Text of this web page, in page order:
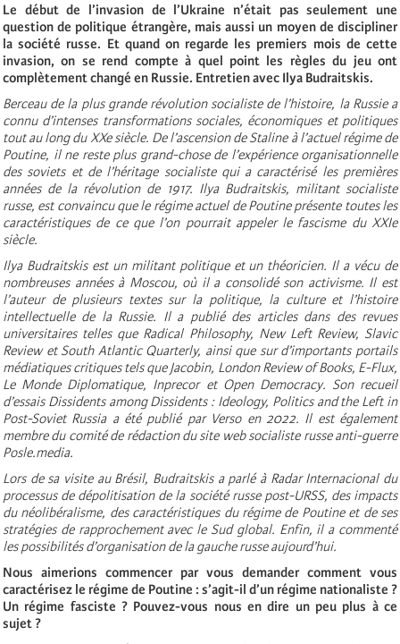
Le début de l’invasion de l’Ukraine n’était pas seulement une
question de politique étrangère, mais aussi un moyen de discipliner
la société russe. Et quand on regarde les premiers mois de cette
invasion, on se rend compte à quel point les règles du jeu ont
complètement changé en Russie. Entretien avec Ilya Budraitskis.
Berceau de la plus grande révolution socialiste de l’histoire, la Russie a
connu d’intenses transformations sociales, économiques et politiques
tout au long du XXe siècle. De l’ascension de Staline à l’actuel régime de
Poutine, il ne reste plus grand-chose de l’expérience organisationnelle
des soviets et de l’héritage socialiste qui a caractérisé les premières
années de la révolution de 1917. Ilya Budraitskis, militant socialiste
russe, est convaincu que le régime actuel de Poutine présente toutes les
caractéristiques de ce que l’on pourrait appeler le fascisme du XXIe
siècle.
Ilya Budraitskis est un militant politique et un théoricien. Il a vécu de
nombreuses années à Moscou, où il a consolidé son activisme. Il est
l’auteur de plusieurs textes sur la politique, la culture et l’histoire
intellectuelle de la Russie. Il a publié des articles dans des revues
universitaires telles que Radical Philosophy, New Left Review, Slavic
Review et South Atlantic Quarterly, ainsi que sur d’importants portails
médiatiques critiques tels que Jacobin, London Review of Books, E-Flux,
Le Monde Diplomatique, Inprecor et Open Democracy. Son recueil
d’essais Dissidents among Dissidents : Ideology, Politics and the Left in
Post-Soviet Russia a été publié par Verso en 2022. Il est également
membre du comité de rédaction du site web socialiste russe anti-guerre
Posle.media.
Lors de sa visite au Brésil, Budraitskis a parlé à Radar Internacional du
processus de dépolitisation de la société russe post-URSS, des impacts
du néolibéralisme, des caractéristiques du régime de Poutine et de ses
stratégies de rapprochement avec le Sud global. Enfin, il a commenté
les possibilités d’organisation de la gauche russe aujourd’hui.
Nous aimerions commencer par vous demander comment vous
caractérisez le régime de Poutine : s’agit-il d’un régime nationaliste ?
Un régime fasciste ? Pouvez-vous nous en dire un peu plus à ce
sujet ?